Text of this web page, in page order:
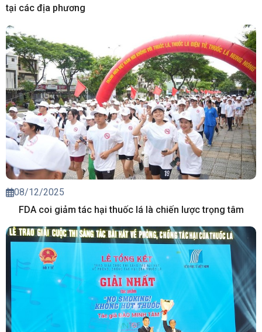
tại các địa phương
08/12/2025
FDA coi giảm tác hại thuốc lá là chiến lược trọng tâm